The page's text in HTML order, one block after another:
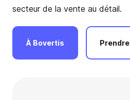
secteur de la vente au détail.
À Bovertis Prendre